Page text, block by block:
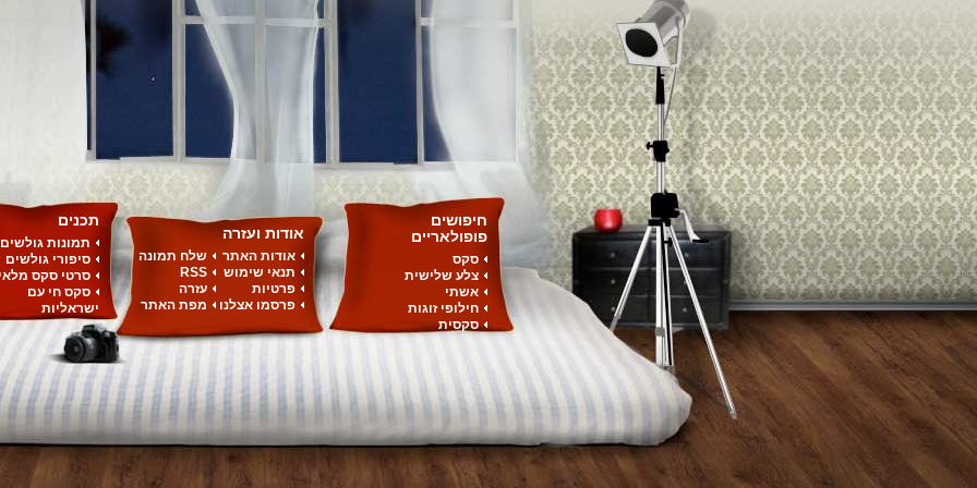
חיפושים
פופולאריים
סקס
צלע שלישית
אשתי
חילופי זוגות
סקסית
אודות ועזרה
אודות האתר
תנאי שימוש
פרטיות
פרסמו אצלנו
שלח תמונה
RSS
עזרה
מפת האתר
תכנים
תמונות גולשים
סיפורי גולשים
סרטי סקס
סקס חי עם
ישראליות